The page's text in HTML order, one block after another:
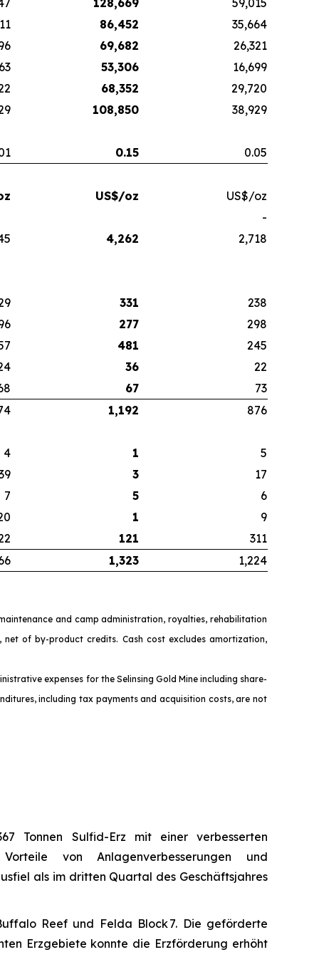
86,452
35,664
69,682
26,321
53,306
16,699
68,352
29,720
108,850 38,929
0.15 0.05
US$/oz
US$/oz
-
4,262 2,718
331
238
277
298
481
245
36
22
67
73
1,192 876
4 1
5
3
17
7
5
6
1
9
121
311
1,323 1,224
and camp administration, royalties, rehabilitation
of by-product credits. Cash cost excludes amortization,
expenses for the Selinsing Gold Mine including share-
including tax payments and acquisition costs, are not
Tonnen Sulfid-Erz mit einer verbesserten
von Anlagenverbesserungen und
als im dritten Quartal des Geschäftsjahres
Reef und Felda Block 7. Die geförderte
Erzgebiete konnte die Erzförderung erhöht